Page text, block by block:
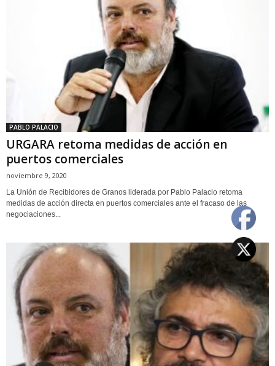
PABLO PALACIO
URGARA retoma medidas de acción en
puertos comerciales
noviembre 9, 2020
La Unión de Recibidores de Granos liderada por Pablo Palacio retoma
medidas de acción directa en puertos comerciales ante el fracaso de las
negociaciones...